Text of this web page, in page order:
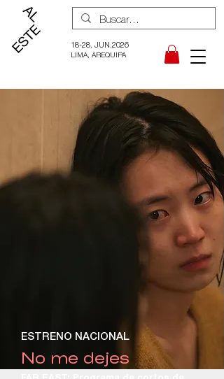
18-28. JUN.2026
LIMA, AREQUIPA
ESTRENO NACIONAL
No me dejes